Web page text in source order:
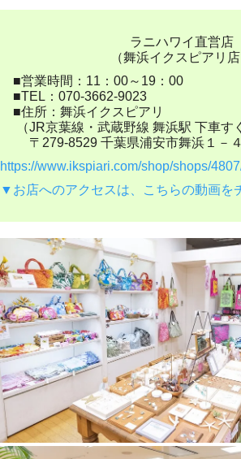
また、数日経っても返信がない場合は
せに電話番号を入力頂ければ、こちら
絡させて頂きます。
店長日記でおすすめ商品などを紹介し
店長日記はコチラから
2026年のイベント情報で
カレンダーもご覧ください)
8/5(Wed)～11(Tue)
HAWAII POLYNESIAN FAIR
@ 京急
催事場
8/11(Tue)～17(Mon)
FRESH FUN HAWAII
@ 玉川高島屋
FRESH FUN HAWAII @ 新宿高島屋
Pau!!! MAHALO!!! 4/11(Sat),12(Sun)
Love Hawaii Collection 2026@横浜パ
ルA
Pau!!! MAHALO!!! 4/25(Sat),26(Sun)
Lei Aloha Fesutival 2026＠錦糸公園
ラニハワイ直営店
（舞浜イクスピアリ店
■営業時間：11：00～19：00
■TEL：070-3662-9023
■住所：舞浜イクスピアリ
（JR京葉線・武蔵野線 舞浜駅 下車す
〒279-8529 千葉県浦安市舞浜１－４
https://www.ikspiari.com/shop/shops/
▼お店へのアクセスは、こちらの動画を